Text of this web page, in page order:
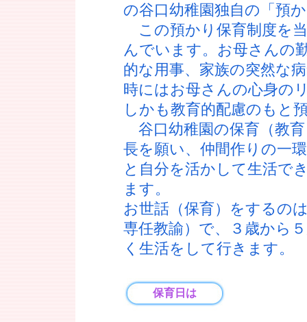
の谷口幼稚園独自の「預
この預かり保育制度を
んでいます。お母さんの
的な用事、家族の突然な
時にはお母さんの心身の
しかも教育的配慮のもと
谷口幼稚園の保育（教
長を願い、仲間作りの一
と自分を活かして生活で
ます。
お世話（保育）をするの
専任教諭）で、３歳から
く生活をして行きます。
保育日は